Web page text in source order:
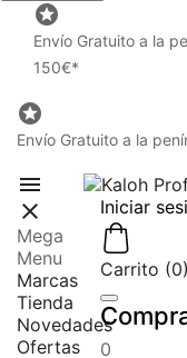

Envío Gratuito a la
150€*

Envío Gratuito a la


Mega
Menu
Marcas
Tienda
Novedades
Ofertas
Iniciar
Carrito (0)
0